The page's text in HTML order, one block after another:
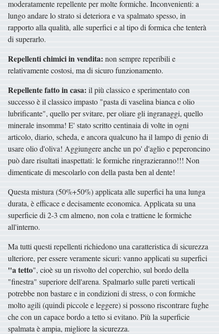
moderatamente repellente per molte formiche. Inconvenienti: a
lungo andare lo strato si deteriora e va spalmato spesso, in
rapporto alla qualità, alle superfici e al tipo di formica che tenterà
di superarlo.
Repellenti chimici in vendita: non sempre reperibili e
relativamente costosi, ma di sicuro funzionamento.
Repellente fatto in casa: il più classico e sperimentato con
successo è il classico impasto "pasta di vaselina bianca e olio
lubrificante", quello per svitare, per oliare gli ingranaggi, quello
minerale insomma! E' stato scritto centinaia di volte in ogni
articolo, diario, scheda, e ancora qualcuno ha il lampo di genio di
usare olio d'oliva! Aggiungere anche un po' d'aglio e peperoncino
può dare risultati inaspettati: le formiche ringrazieranno!!! Non
dimenticate di mescolarlo con della pasta ben al dente!
Questa mistura (50%+50%) applicata alle superfici ha una lunga
durata, è efficace e decisamente economica. Applicata su una
superficie di 2-3 cm almeno, non cola e trattiene le formiche
all'interno.
Ma tutti questi repellenti richiedono una caratteristica di sicurezza
ulteriore, per essere veramente sicuri: vanno applicati su superfici
"a tetto", cioè su un risvolto del coperchio, sul bordo della
"finestra" superiore dell'arena. Spalmarlo sulle pareti verticali
potrebbe non bastare e in condizioni di stress, o con formiche
molto agili (quindi piccole e leggere) si possono riscontrare fughe
che con un capace bordo a tetto si evitano. Più la superficie
spalmata è ampia, migliore la sicurezza.